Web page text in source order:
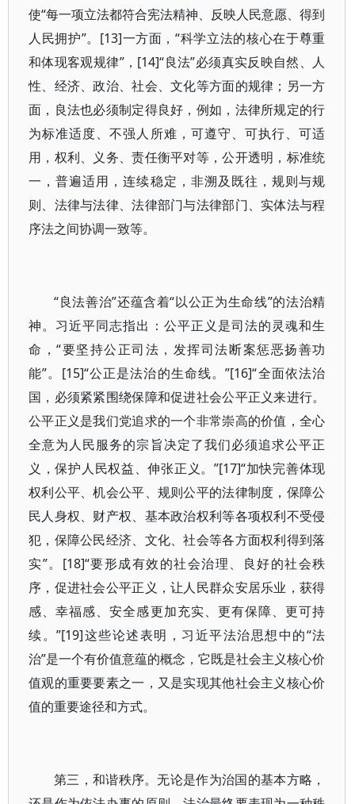
使“每一项立法都符合宪法精神、反映人民意愿、得到
人民拥护”。[13]一方面，“科学立法的核心在于尊重
和体现客观规律”，[14]“良法”必须真实反映自然、人
性、经济、政治、社会、文化等方面的规律；另一方
面，良法也必须制定得良好，例如，法律所规定的行
为标准适度、不强人所难，可遵守、可执行、可适
用，权利、义务、责任衡平对等，公开透明，标准统
一，普遍适用，连续稳定，非溯及既往，规则与规
则、法律与法律、法律部门与法律部门、实体法与程
序法之间协调一致等。
“良法善治”还蕴含着“以公正为生命线”的法治精
神。习近平同志指出：公平正义是司法的灵魂和生
命，“要坚持公正司法，发挥司法断案惩恶扬善功
能”。[15]“公正是法治的生命线。”[16]“全面依法治
国，必须紧紧围绕保障和促进社会公平正义来进行。
公平正义是我们党追求的一个非常崇高的价值，全心
全意为人民服务的宗旨决定了我们必须追求公平正
义，保护人民权益、伸张正义。”[17]“加快完善体现
权利公平、机会公平、规则公平的法律制度，保障公
民人身权、财产权、基本政治权利等各项权利不受侵
犯，保障公民经济、文化、社会等各方面权利得到落
实”。[18]“要形成有效的社会治理、良好的社会秩
序，促进社会公平正义，让人民群众安居乐业，获得
感、幸福感、安全感更加充实、更有保障、更可持
续。”[19]这些论述表明，习近平法治思想中的“法
治”是一个有价值意蕴的概念，它既是社会主义核心价
值观的重要要素之一，又是实现其他社会主义核心价
值的重要途径和方式。
第三，和谐秩序。无论是作为治国的基本方略，